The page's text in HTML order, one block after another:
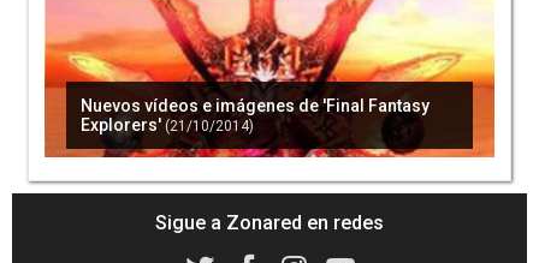
Nuevos vídeos e imágenes de 'Final Fantasy
Explorers' (21/10/2014)
Sigue a Zonared en redes